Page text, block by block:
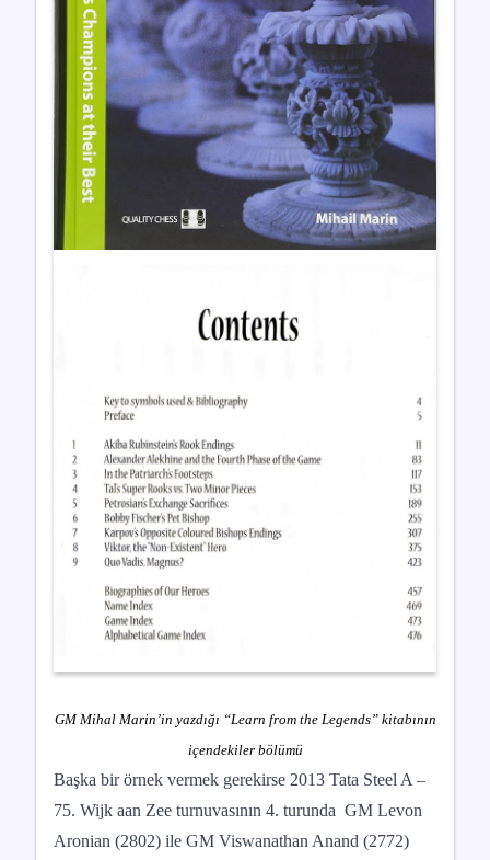
GM Mihal Marin’in yazdığı “Learn from the Legends” kitabının
içendekiler bölümü
Başka bir örnek vermek gerekirse 2013 Tata Steel A –
75. Wijk aan Zee turnuvasının 4. turunda GM Levon
Aronian (2802) ile GM Viswanathan Anand (2772)